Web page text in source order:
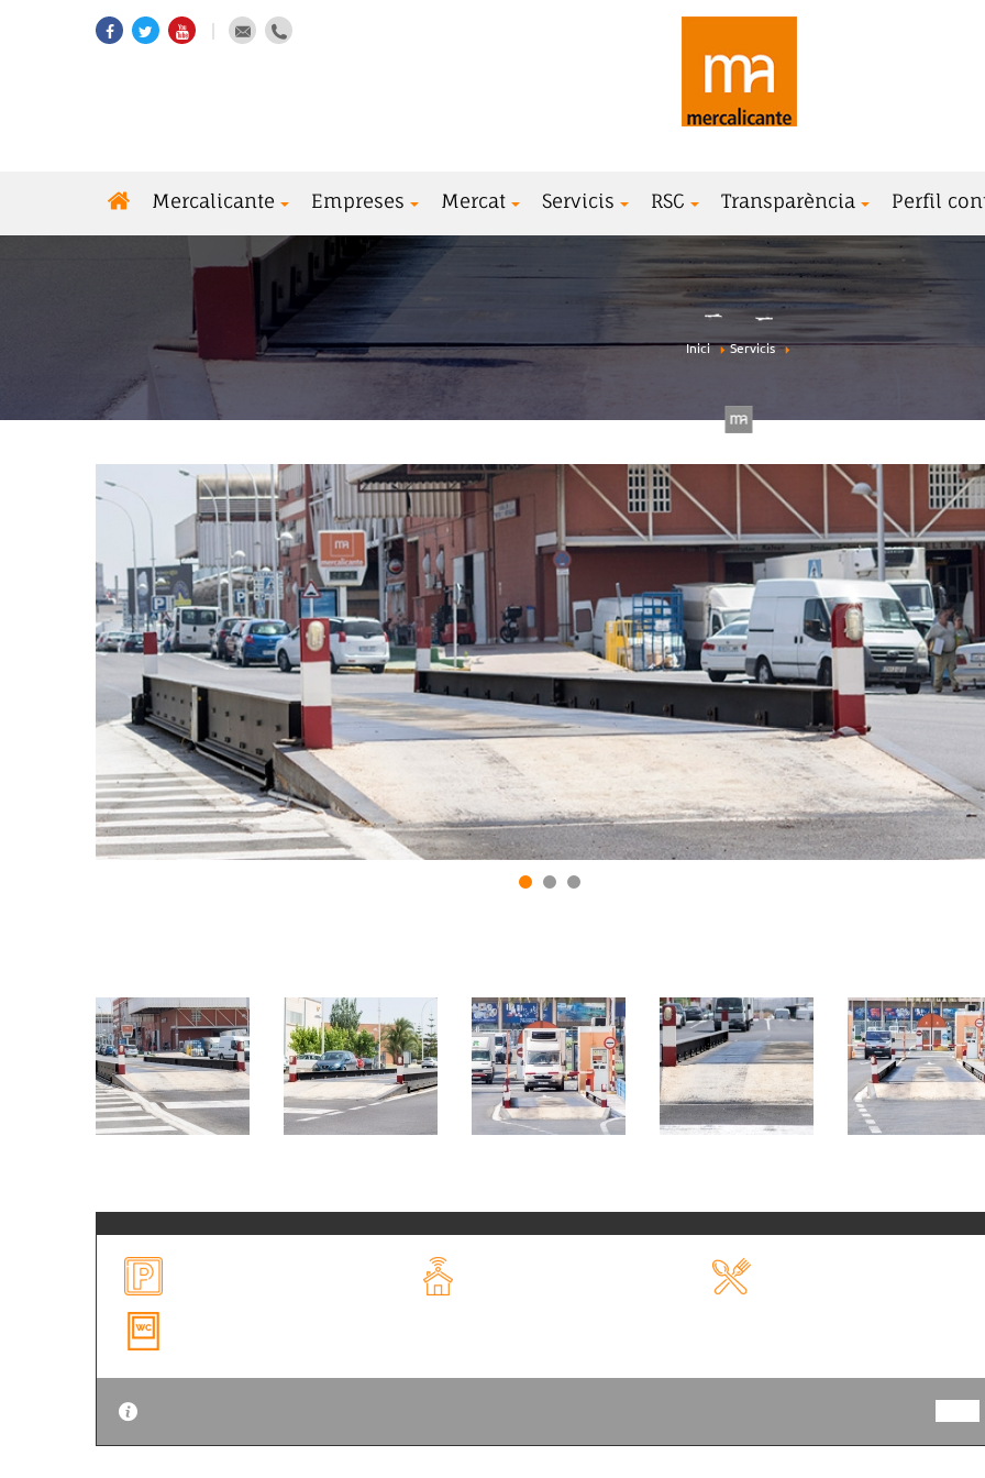
Mercalicante Empreses Mercat Servicis RSC Transparència Perfil
Inici Servicis